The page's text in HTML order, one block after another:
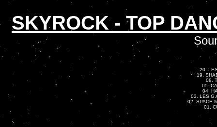
SKYROCK - TOP
20.
19.
08.
05.
04.
03. LES
02. SPACE
01.